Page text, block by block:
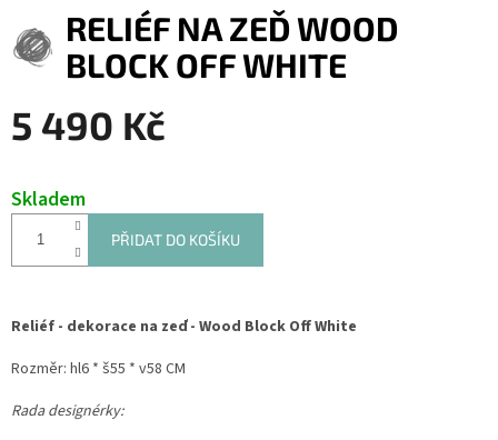
RELIÉF NA ZEĎ WOOD
BLOCK OFF WHITE
5 490 Kč
Skladem
PŘIDAT DO KOŠÍKU
Reliéf - dekorace na zeď - Wood Block Off White
Rozměr: hl6 * š55 * v58 CM
Rada designérky: